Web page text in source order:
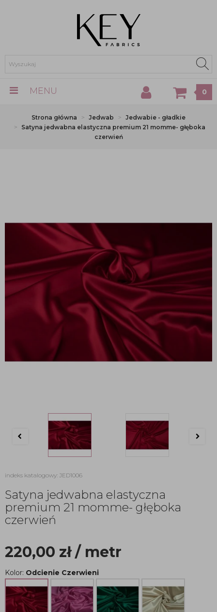
MENU 0
Strona główna Jedwab
Jedwabie - gładkie
Satyna jedwabna elastyczna premium 21 momme- głęboka
czerwień
indeks katalogowy: JED1006
Satyna jedwabna elastyczna
premium 21 momme- głęboka
czerwień
220,00 zł/ metr
Kolor: Odcienie Czerwieni